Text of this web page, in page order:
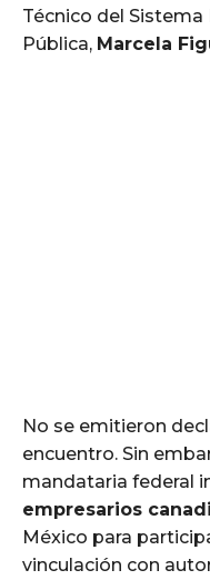
Técnico del
Pública, Marcela
No se emitieron
encuentro. Sin
mandataria federal
empresarios
México para
vinculación con